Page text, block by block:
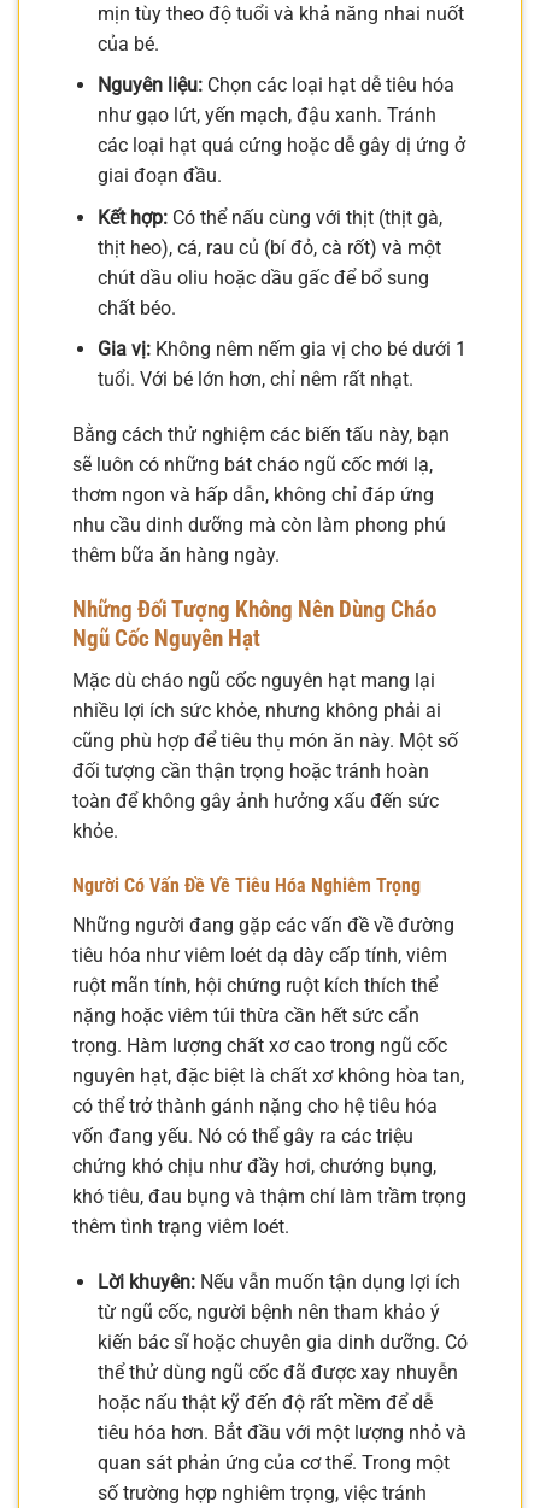
mịn tùy theo độ tuổi và khả năng nhai nuốt
của bé.
Nguyên liệu:Chọn các loại hạt dễ tiêu hóa
như gạo lứt, yến mạch, đậu xanh. Tránh
các loại hạt quá cứng hoặc dễ gây dị ứng ở
giai đoạn đầu.
Kết hợp:Có thể nấu cùng với thịt (thịt gà,
thịt heo), cá, rau củ (bí đỏ, cà rốt) và một
chút dầu oliu hoặc dầu gấc để bổ sung
chất béo.
Gia vị:Không nêm nếm gia vị cho bé dưới 1
tuổi. Với bé lớn hơn, chỉ nêm rất nhạt.
Bằng cách thử nghiệm các biến tấu này, bạn
sẽ luôn có những bát cháo ngũ cốc mới lạ,
thơm ngon và hấp dẫn, không chỉ đáp ứng
nhu cầu dinh dưỡng mà còn làm phong phú
thêm bữa ăn hàng ngày.
Những Đối Tượng Không Nên Dùng Cháo
Ngũ Cốc Nguyên Hạt
Mặc dù cháo ngũ cốc nguyên hạt mang lại
nhiều lợi ích sức khỏe, nhưng không phải ai
cũng phù hợp để tiêu thụ món ăn này. Một số
đối tượng cần thận trọng hoặc tránh hoàn
toàn để không gây ảnh hưởng xấu đến sức
khỏe.
Người Có Vấn Đề Về Tiêu Hóa Nghiêm Trọng
Những người đang gặp các vấn đề về đường
tiêu hóa như viêm loét dạ dày cấp tính, viêm
ruột mãn tính, hội chứng ruột kích thích thể
nặng hoặc viêm túi thừa cần hết sức cẩn
trọng. Hàm lượng chất xơ cao trong ngũ cốc
nguyên hạt, đặc biệt là chất xơ không hòa tan,
có thể trở thành gánh nặng cho hệ tiêu hóa
vốn đang yếu. Nó có thể gây ra các triệu
chứng khó chịu như đầy hơi, chướng bụng,
khó tiêu, đau bụng và thậm chí làm trầm trọng
thêm tình trạng viêm loét.
Lời khuyên:Nếu vẫn muốn tận dụng lợi ích
từ ngũ cốc, người bệnh nên tham khảo ý
kiến bác sĩ hoặc chuyên gia dinh dưỡng. Có
thể thử dùng ngũ cốc đã được xay nhuyễn
hoặc nấu thật kỹ đến độ rất mềm để dễ
tiêu hóa hơn. Bắt đầu với một lượng nhỏ và
quan sát phản ứng của cơ thể. Trong một
số trường hợp nghiêm trọng, việc tránh